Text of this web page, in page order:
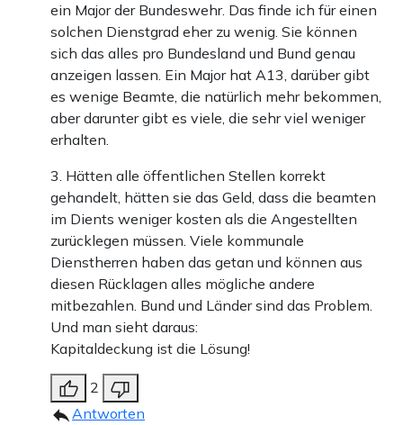
ein Major der Bundeswehr. Das finde ich für einen
solchen Dienstgrad eher zu wenig. Sie können
sich das alles pro Bundesland und Bund genau
anzeigen lassen. Ein Major hat A13, darüber gibt
es wenige Beamte, die natürlich mehr bekommen,
aber darunter gibt es viele, die sehr viel weniger
erhalten.
3. Hätten alle öffentlichen Stellen korrekt
gehandelt, hätten sie das Geld, dass die beamten
im Dients weniger kosten als die Angestellten
zurücklegen müssen. Viele kommunale
Dienstherren haben das getan und können aus
diesen Rücklagen alles mögliche andere
mitbezahlen. Bund und Länder sind das Problem.
Und man sieht daraus:
Kapitaldeckung ist die Lösung!
2
Antworten